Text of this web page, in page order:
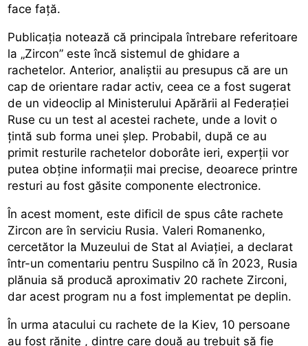
face față.
Publicația notează că principala întrebare referitoare
la „Zircon” este încă sistemul de ghidare a
rachetelor. Anterior, analiștii au presupus că are un
cap de orientare radar activ, ceea ce a fost sugerat
de un videoclip al Ministerului Apărării al Federației
Ruse cu un test al acestei rachete, unde a lovit o
țintă sub forma unei șlep. Probabil, după ce au
primit resturile rachetelor doborâte ieri, experții vor
putea obține informații mai precise, deoarece printre
resturi au fost găsite componente electronice.
În acest moment, este dificil de spus câte rachete
Zircon are în serviciu Rusia. Valeri Romanenko,
cercetător la Muzeului de Stat al Aviației, a declarat
într-un comentariu pentru Suspilno că în 2023, Rusia
plănuia să producă aproximativ 20 rachete Zirconi,
dar acest program nu a fost implementat pe deplin.
În urma atacului cu rachete de la Kiev, 10 persoane
au fost rănite , dintre care două au trebuit să fie